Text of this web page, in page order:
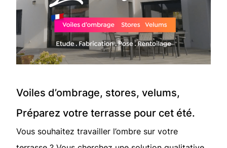
Voiles d’ombrage, stores, velums,
Préparez votre terrasse pour cet été.
Vous souhaitez travailler l’ombre sur votre